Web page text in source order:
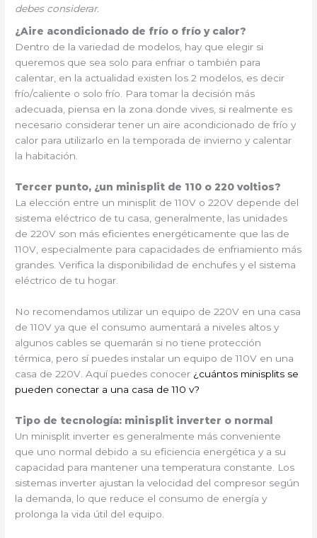
debes considerar.
¿Aire acondicionado de frío o frío y calor?
Dentro de la variedad de modelos, hay que elegir si
queremos que sea solo para enfriar o también para
calentar, en la actualidad existen los 2 modelos, es decir
frío/caliente o solo frío. Para tomar la decisión más
adecuada, piensa en la zona donde vives, si realmente es
necesario considerar tener un aire acondicionado de frío y
calor para utilizarlo en la temporada de invierno y calentar
la habitación.
Tercer punto, ¿un minisplit de 110 o 220 voltios?
La elección entre un minisplit de 110V o 220V depende del
sistema eléctrico de tu casa, generalmente, las unidades
de 220V son más eficientes energéticamente que las de
110V, especialmente para capacidades de enfriamiento más
grandes. Verifica la disponibilidad de enchufes y el sistema
eléctrico de tu hogar.
No recomendamos utilizar un equipo de 220V en una casa
de 110V ya que el consumo aumentará a niveles altos y
algunos cables se quemarán si no tiene protección
térmica, pero sí puedes instalar un equipo de 110V en una
casa de 220V. Aquí puedes conocer ¿cuántos minisplits se
pueden conectar a una casa de 110 v?
Tipo de tecnología: minisplit inverter o normal
Un minisplit inverter es generalmente más conveniente
que uno normal debido a su eficiencia energética y a su
capacidad para mantener una temperatura constante. Los
sistemas inverter ajustan la velocidad del compresor según
la demanda, lo que reduce el consumo de energía y
prolonga la vida útil del equipo.